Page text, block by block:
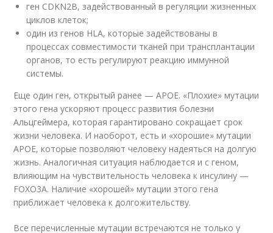
ген CDKN2B, задействованный в регуляции жизненных
циклов клеток;
один из генов HLA, которые задействованы в
процессах совместимости тканей при трансплантации
органов, то есть регулируют реакцию иммунной
системы.
Еще один ген, открытый ранее — APOE. «Плохие» мутации
этого гена ускоряют процесс развития болезни
Альцгеймера, которая гарантировано сокращает срок
жизни человека. И наоборот, есть и «хорошие» мутации
APOE, которые позволяют человеку надеяться на долгую
жизнь. Аналогичная ситуация наблюдается и с геном,
влияющим на чувствительность человека к инсулину —
FOXO3A. Наличие «хорошей» мутации этого гена
приближает человека к долгожительству.
Все перечисленные мутации встречаются не только у